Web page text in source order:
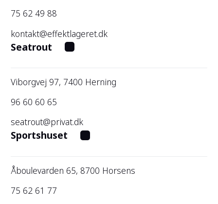
75 62 49 88
kontakt@effektlageret.dk
Seatrout
Viborgvej 97, 7400 Herning
96 60 60 65
seatrout@privat.dk
Sportshuset
Åboulevarden 65, 8700 Horsens
75 62 61 77